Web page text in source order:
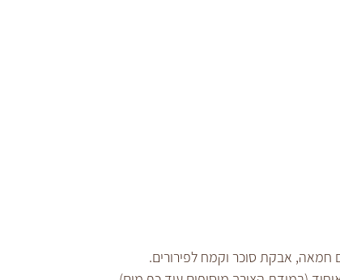
חמאה, אבקת סוכר וקמח לפירורים.